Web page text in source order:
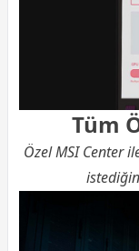
Tüm
Özel MSI Center